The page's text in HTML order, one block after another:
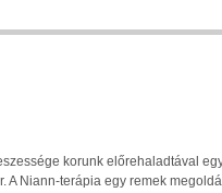
korunk előrehaladtával
A Niann-terápia egy remek